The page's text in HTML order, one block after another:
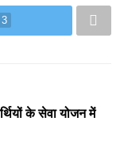
3
के सेवा योजन में